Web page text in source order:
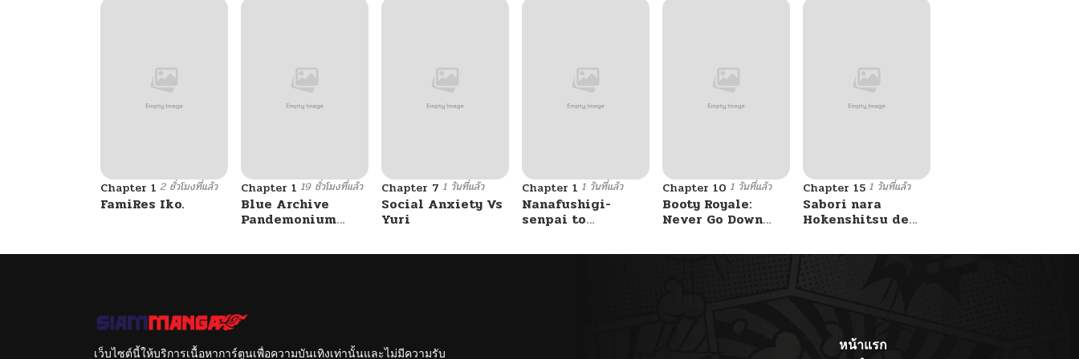
Chapter 1 2 ชั่วโมงที่แล้ว
FamiRes Iko.
Chapter 1 19 ชั่วโมงที่แล้ว
Blue Archive
Pandemonium
Hayashiya
Chapter 7 1 วันที่แล้ว
Social Anxiety Vs
Yuri
Chapter 1 1 วันที่แล้ว
Nanafushigi-
senpai to
Chapter 10 1 วันที่แล้ว
Booty Royale:
Never Go Down
Chapter 15 1 วันที่แล้ว
Sabori nara
Hokenshitsu de
เว็บไซต์นี้ให้บริการเนื้อหาการ์ตูนเพื่อความบันเทิงเท่านั้นและไม่มีความรับ
หน้าแรก